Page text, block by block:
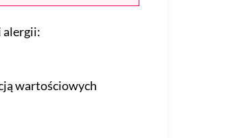
alergii:
wartościowych